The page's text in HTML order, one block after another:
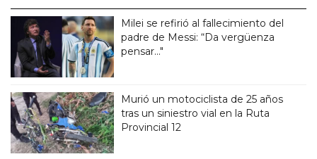
Milei se refirió al fallecimiento del
padre de Messi: “Da vergüenza
pensar..."
Murió un motociclista de 25 años
tras un siniestro vial en la Ruta
Provincial 12